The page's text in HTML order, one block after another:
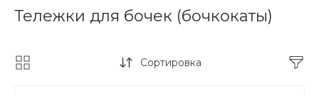
Тележки для бочек (бочкокаты)
Сортировка